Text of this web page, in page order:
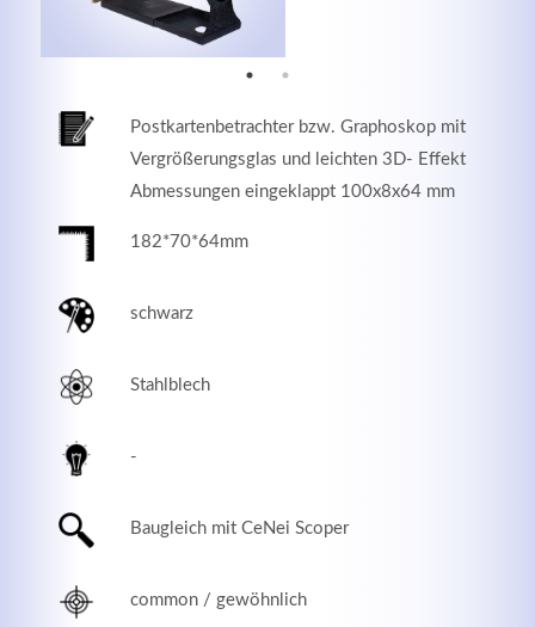
Postkartenbetrachter bzw. Graphoskop mit
Vergrößerungsglas und leichten 3D- Effekt
Abmessungen eingeklappt 100x8x64 mm
182*70*64mm
schwarz
Stahlblech
-
Baugleich mit CeNei Scoper
common / gewöhnlich
Lorem ipsum dolor sit amet, consectetuer adipiscing